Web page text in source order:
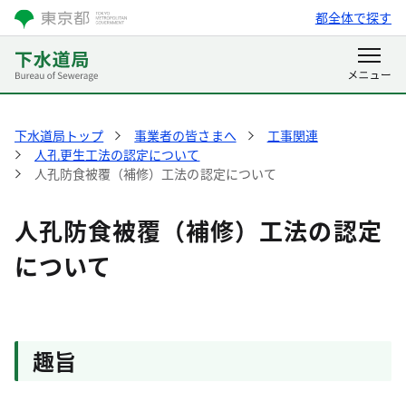
都全体で探す
下水道局トップ 事業者の皆さまへ
工事関連
人孔更生工法の認定について
人孔防食被覆（補修）工法の認定について
人孔防食被覆（補修）工法の認定
について
趣旨